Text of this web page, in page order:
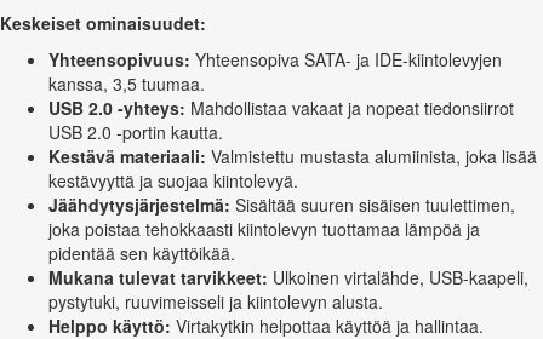
Keskeiset ominaisuudet:
Yhteensopivuus: Yhteensopiva SATA- ja IDE-kiintolevyjen
kanssa, 3,5 tuumaa.
USB 2.0 -yhteys: Mahdollistaa vakaat ja nopeat tiedonsiirrot
USB 2.0 -portin kautta.
Kestävä materiaali: Valmistettu mustasta alumiinista, joka lisää
kestävyyttä ja suojaa kiintolevyä.
Jäähdytysjärjestelmä: Sisältää suuren sisäisen tuulettimen,
joka poistaa tehokkaasti kiintolevyn tuottamaa lämpöä ja
pidentää sen käyttöikää.
Mukana tulevat tarvikkeet: Ulkoinen virtalähde, USB-kaapeli,
pystytuki, ruuvimeisseli ja kiintolevyn alusta.
Helppo käyttö: Virtakytkin helpottaa käyttöä ja hallintaa.